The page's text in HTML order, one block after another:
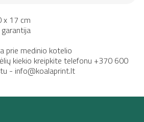
x 17 cm
prie medinio kotelio
kiekio kreipkite telefonu +370 600
- info@koalaprint.lt